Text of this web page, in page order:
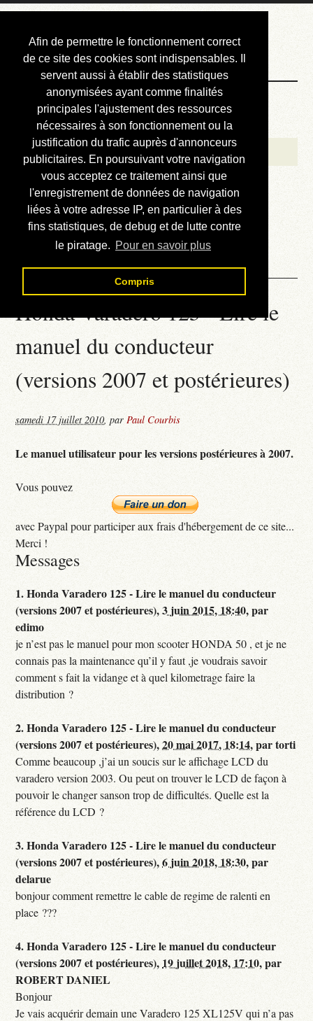
Afin de permettre le fonctionnement correct
de ce site des cookies sont indispensables. Il
servent aussi à établir des statistiques
anonymisées ayant comme finalités
principales l'ajustement des ressources
nécessaires à son fonctionnement ou la
justification du trafic auprès d'annonceurs
publicitaires. En poursuivant votre navigation
vous acceptez ce traitement ainsi que
l'enregistrement de données de navigation
liées à votre adresse IP, en particulier à des
fins statistiques, de debug et de lutte contre
le piratage. Pour en savoir plus
Compris
Courbis, « LE »
Blog Officiel
Bienvenue
Réalisations
Divers (et d’été)
Annonces
Liens externes
Téléchargement
Contact
Honda Varadero 125 - Lire le
manuel du conducteur
(versions 2007 et postérieures)
samedi 17 juillet 2010,parPaul Courbis
Le manuel utilisateur pour les versions postérieures à 2007.
Vous pouvez
avec Paypal pour participer aux frais d'hébergement de ce site...
Merci !
Messages
1.Honda Varadero 125 - Lire le manuel du conducteur
(versions 2007 et postérieures),3 juin 2015, 18:40,par
edimo
je n’est pas le manuel pour mon scooter HONDA 50 , et je ne
connais pas la maintenance qu’il y faut ,je voudrais savoir
comment s fait la vidange et à quel kilometrage faire la
distribution ?
2.Honda Varadero 125 - Lire le manuel du conducteur
(versions 2007 et postérieures),20 mai 2017, 18:14,partorti
Comme beaucoup ,j’ai un soucis sur le affichage LCD du
varadero version 2003. Ou peut on trouver le LCD de façon à
pouvoir le changer sanson trop de difficultés. Quelle est la
référence du LCD ?
3.Honda Varadero 125 - Lire le manuel du conducteur
(versions 2007 et postérieures),6 juin 2018, 18:30,par
delarue
bonjour comment remettre le cable de regime de ralenti en
place ???
4.Honda Varadero 125 - Lire le manuel du conducteur
(versions 2007 et postérieures), 19 juillet 2018, 17:10,par
ROBERT DANIEL
Bonjour
Je vais acquérir demain une Varadero 125 XL125V qui n’a pas